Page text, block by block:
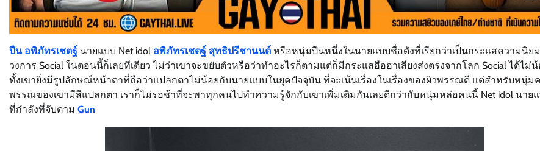
ปืน อพิภัทรเชตฐ์ นายแบบ Net idol อพิภัทรเชตฐ์ สุทธิปรีชานนต์ หรือหนุ่มปืนหนึ่งในนายแบบชื่อดังที่เรียกว่าเป็นกระแสความนิย
วงการ Social ในตอนนี้ก็เลยทีเดียว ไม่ว่าเขาจะขยับตัวหรือว่าทำอะไรก็ตามแต่ก็มีกระแสฮือฮาเสียงส่งตรงจากโลก Social ได้ไม่
ทั้งเขายิ่งมีรูปลักษณ์หน้าตาที่ถือว่าแปลกตาไม่น้อยกับนายแบบในยุคปัจจุบัน ที่จะเน้นเรื่องในเรื่องของผิวพรรณดี แต่สำหรับหนุ่ม
พรรณของเขามีสีแปลกตา เราก็ไม่รอช้าที่จะพาทุกคนไปทำความรู้จักกับเขาเพิ่มเติมกันเลยดีกว่ากับหนุ่มหล่อคนนี้ Net idol นาย
ที่กำลังที่จับตาม Gun